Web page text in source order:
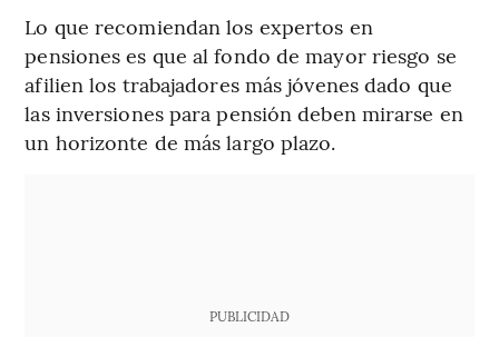
Lo que recomiendan los expertos en
pensiones es que al fondo de mayor riesgo se
afilien los trabajadores más jóvenes dado que
las inversiones para pensión deben mirarse en
un horizonte de más largo plazo.
PUBLICIDAD